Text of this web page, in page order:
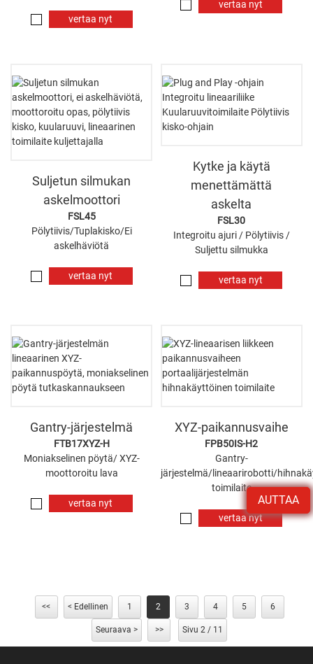
AUTTAA
vertaa nyt
vertaa nyt
Suljetun silmukan
askelmoottori
FSL45
Pölytiivis/Tuplakisko/Ei
askelhäviötä
vertaa nyt
Kytke ja käytä
menettämättä
askelta
FSL30
Integroitu ajuri / Pölytiivis /
Suljettu silmukka
vertaa nyt
Gantry-järjestelmä
FTB17XYZ-H
Moniakselinen pöytä/ XYZ-
moottoroitu lava
vertaa nyt
XYZ-paikannusvaihe
FPB50IS-H2
Gantry-
järjestelmä/lineaarirobotti/
toimilaite
vertaa nyt
<< < Edellinen 1 2 3 4 5 6
Seuraava > >> Sivu 2 / 11